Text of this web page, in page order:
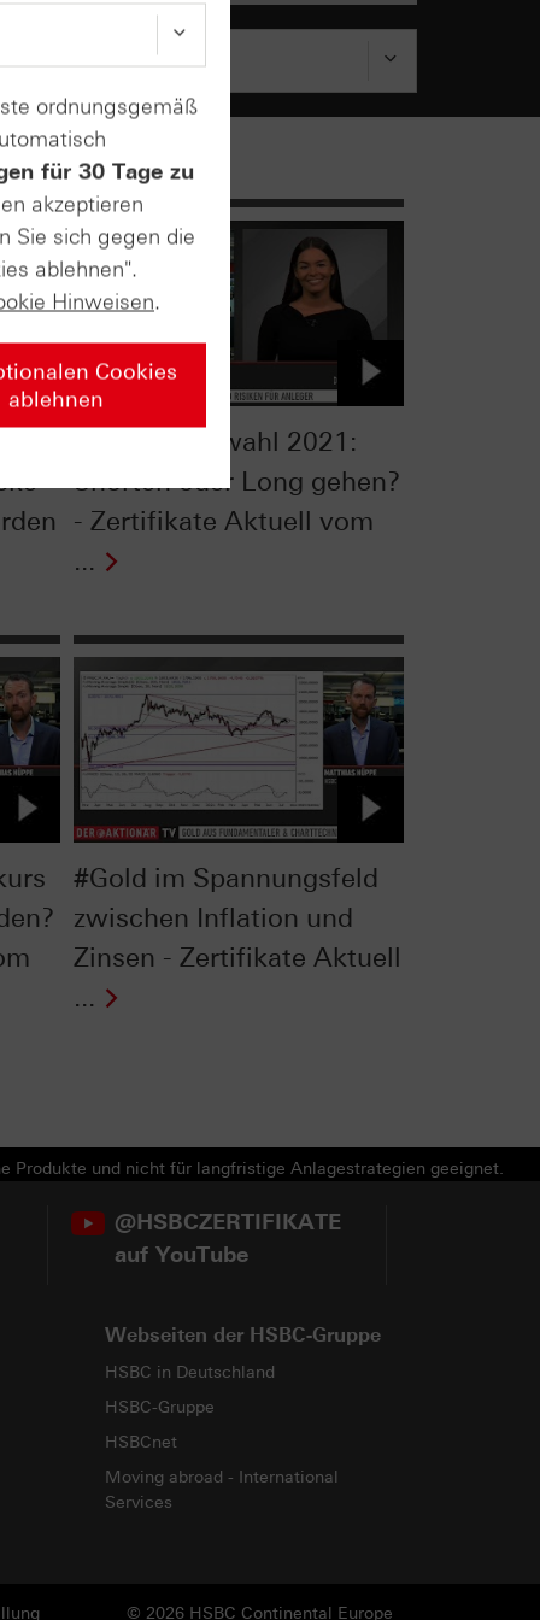
Bundestagswahl 2021:
Shorten oder Long gehen?
- Zertifikate Aktuell vom
...
#Gold im Spannungsfeld
zwischen Inflation und
Zinsen - Zertifikate Aktuell
...
Produkte und nicht für langfristige Anlagestrategien geeignet.
@HSBCZERTIFIKATE
auf YouTube
Webseiten der HSBC-Gruppe
HSBC in Deutschland
HSBC-Gruppe
HSBCnet
Moving abroad - International
Services
© 2026 HSBC Continental Europe
ordnungsgemäß
für 30 Tage zu
akzeptieren
Sie sich gegen die
ablehnen".
Hinweisen.
Cookies
ablehnen